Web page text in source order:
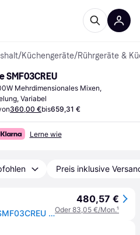
/Küchengeräte/Rührgeräte &
SMF03CREU
Mehrdimensionales Mixen,
Variabel
360,00 €bis659,31 €
Lerne wie
Preis inklusive
SMEG Küchenmaschine SMF03CREU (Creme)
480,57 €
Oder 83,05 €/Mon.¹